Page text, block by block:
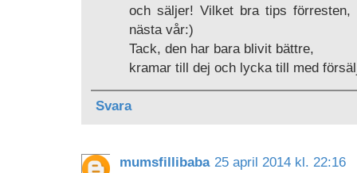
och säljer! Vilket bra tips
nästa vår:)
Tack, den har bara blivit bättre,
kramar till dej och lycka till med
Svara
mumsfillibaba 25 april 2014 kl. 22:16